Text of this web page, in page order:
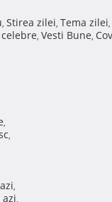
, Stirea zilei, Tema zilei,
, Vesti Bune,
,
,
,
,